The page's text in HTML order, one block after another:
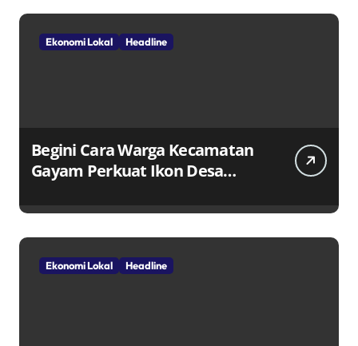
Ekonomi Lokal Headline
Begini Cara Warga Kecamatan
Gayam Perkuat Ikon Desa
Melalui TPID
Ekonomi Lokal Headline